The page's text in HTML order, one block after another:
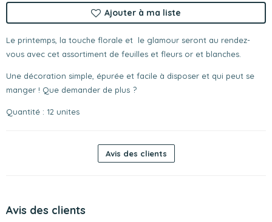
Ajouter à ma liste
Le printemps, la touche florale et le glamour seront au rendez-
vous avec cet assortiment de feuilles et fleurs or et blanches.
Une décoration simple, épurée et facile à disposer et qui peut se
manger ! Que demander de plus ?
Quantité : 12 unites
Avis des clients
Avis des clients